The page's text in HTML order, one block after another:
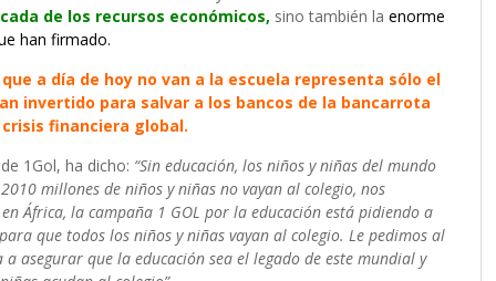
de los recursos económicos, sino también la enorme
han firmado.
a día de hoy no van a la escuela representa sólo el
invertido para salvar a los bancos de la bancarrota
financiera global.
1Gol, ha dicho: “Sin educación, los niños y niñas del mundo
millones de niños y niñas no vayan al colegio, nos
África, la campaña 1 GOL por la educación está pidiendo a
que todos los niños y niñas vayan al colegio. Le pedimos al
asegurar que la educación sea el legado de este mundial y